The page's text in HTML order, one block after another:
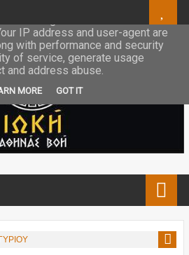
from Google to deliver its services
IP address and user-agent are
with performance and security
of service, generate usage
and address abuse.
MORE GOT IT